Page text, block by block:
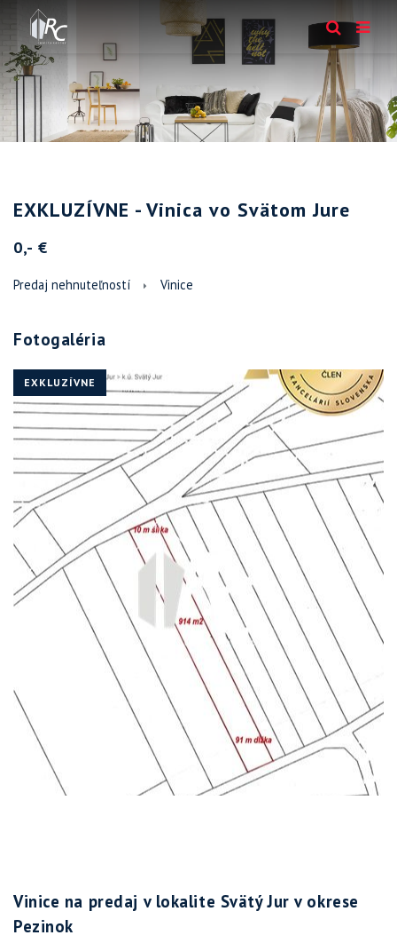
EXKLUZÍVNE - Vinica vo Svätom Jure
0,- €
Predaj nehnuteľností Vinice
Fotogaléria
EXKLUZÍVNE
Vinice na predaj v lokalite Svätý Jur v okrese
Pezinok